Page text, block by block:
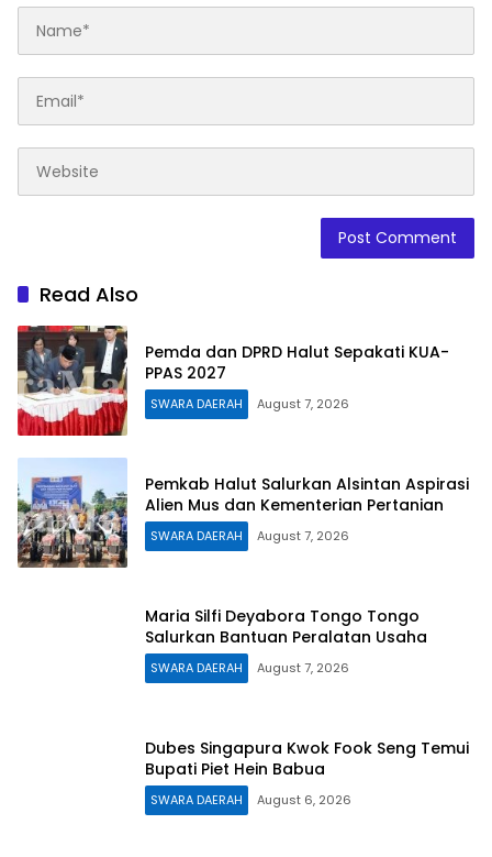
Read Also
Pemda dan DPRD Halut Sepakati KUA-
PPAS 2027
SWARA DAERAH August 7, 2026
Pemkab Halut Salurkan Alsintan Aspirasi
Alien Mus dan Kementerian Pertanian
SWARA DAERAH August 7, 2026
Maria Silfi Deyabora Tongo Tongo
Salurkan Bantuan Peralatan Usaha
SWARA DAERAH August 7, 2026
Dubes Singapura Kwok Fook Seng Temui
Bupati Piet Hein Babua
SWARA DAERAH August 6, 2026